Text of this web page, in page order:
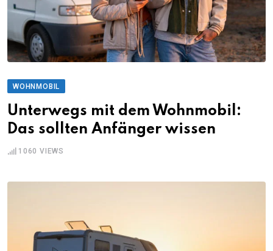
WOHNMOBIL
Unterwegs mit dem Wohnmobil:
Das sollten Anfänger wissen
1060 VIEWS